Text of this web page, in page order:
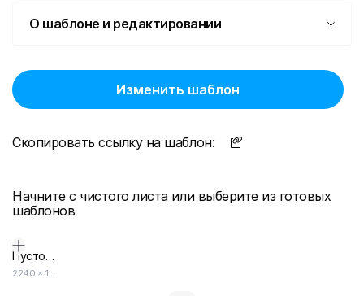
О шаблоне и редактировании
Изменить шаблон
Скопировать ссылку на шаблон:
Начните с чистого листа или выберите из готовых
шаблонов
Пустой дизайн-макет
2240 × 1260